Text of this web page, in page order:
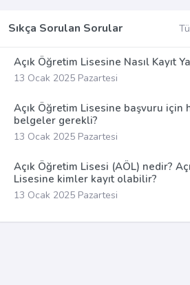
Sıkça Sorulan Sorular
Açık Öğretim Lisesine Nasıl Kayıt
13 Ocak 2025 Pazartesi
Açık Öğretim Lisesine başvuru için
belgeler gerekli?
13 Ocak 2025 Pazartesi
Açık Öğretim Lisesi (AÖL) nedir?
Lisesine kimler kayıt olabilir?
13 Ocak 2025 Pazartesi